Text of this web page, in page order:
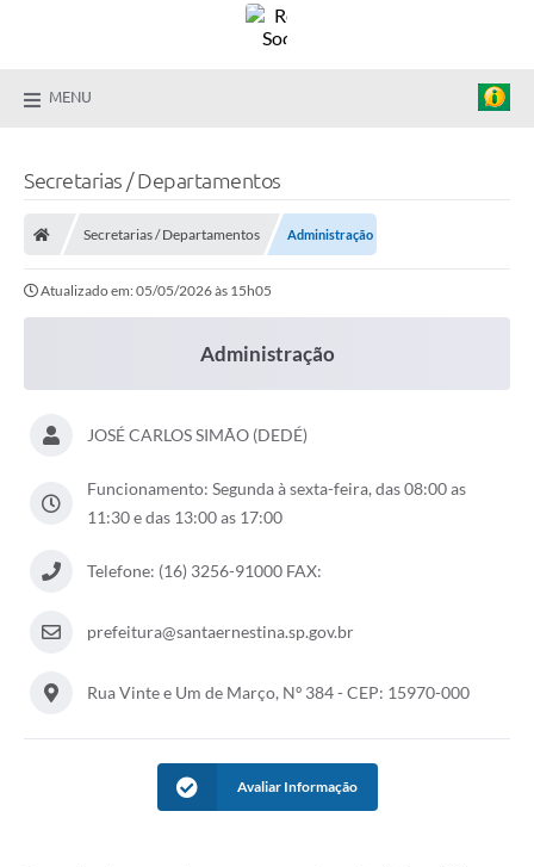
MENU
Secretarias / Departamentos
Secretarias / Departamentos Administração
Atualizado em: 05/05/2026 às 15h05
Administração
JOSÉ CARLOS SIMÃO (DEDÉ)
Funcionamento: Segunda à sexta-feira, das 08:00 as
11:30 e das 13:00 as 17:00
Telefone: (16) 3256-91000 FAX:
prefeitura@santaernestina.sp.gov.br
Rua Vinte e Um de Março, Nº 384 - CEP: 15970-000
Avaliar Informação